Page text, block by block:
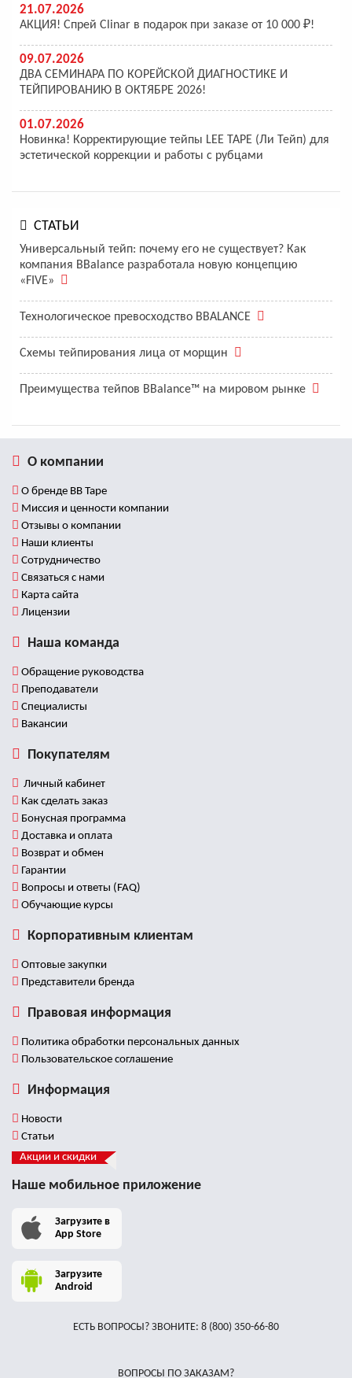
21.07.2026
АКЦИЯ! Спрей Clinar в подарок при заказе от 10 000 ₽!
09.07.2026
ДВА СЕМИНАРА ПО КОРЕЙСКОЙ ДИАГНОСТИКЕ И
ТЕЙПИРОВАНИЮ В ОКТЯБРЕ 2026!
01.07.2026
Новинка! Корректирующие тейпы LEE TAPE (Ли Тейп) для
эстетической коррекции и работы с рубцами
СТАТЬИ
Универсальный тейп: почему его не существует? Как
компания BBalance разработала новую концепцию
«FIVE»
Технологическое превосходство BBALANCE
Схемы тейпирования лица от морщин
Преимущества тейпов BBalance™ на мировом рынке
О компании
О бренде BB Tape
Миссия и ценности компании
Отзывы о компании
Наши клиенты
Сотрудничество
Связаться с нами
Карта сайта
Лицензии
Наша команда
Обращение руководства
Преподаватели
Специалисты
Вакансии
Покупателям
Личный кабинет
Как сделать заказ
Бонусная программа
Доставка и оплата
Возврат и обмен
Гарантии
Вопросы и ответы (FAQ)
Обучающие курсы
Корпоративным клиентам
Оптовые закупки
Представители бренда
Правовая информация
Политика обработки персональных данных
Пользовательское соглашение
Информация
Новости
Статьи
Акции и скидки
Наше мобильное приложение
Загрузите в
App Store
Загрузите
Android
ЕСТЬ ВОПРОСЫ? ЗВОНИТЕ: 8 (800) 350-66-80
ВОПРОСЫ ПО ЗАКАЗАМ?